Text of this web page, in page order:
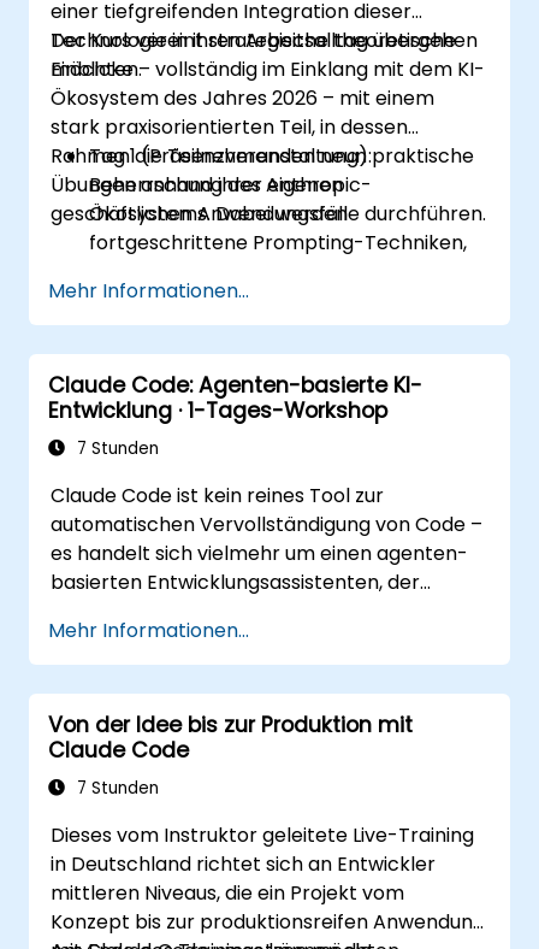
einer tiefgreifenden Integration dieser
Technologie in ihren Arbeitsalltag übergehen
möchten.
Der Kurs vereint strategische theoretische
Einblicke – vollständig im Einklang mit dem KI-
Ökosystem des Jahres 2026 – mit einem
stark praxisorientierten Teil, in dessen
Rahmen die Teilnehmenden neun praktische
Übungen anhand ihrer eigenen
geschäftlichen Anwendungsfälle durchführen.
Tag 1 (Präsenzveranstaltung):
Beherrschung des Anthropic-
Ökosystems. Dabei werden
fortgeschrittene Prompting-Techniken,
benutzerdefinierter Anweisungen sowie
der Einsatz persistenter Arbeitsräume wie
Projekte, Artefakte und Skills zur
Verwaltung interner
Wissensdatenbanken behandelt.
Tag 2 (Online): Automatisierung und
Schwerpunkt liegt hier auf der
Hintergrundausführung von Claude über
die Cowork-Funktion, dem Model Context
Protocol sowie einer nahtlosen
Integration mit Microsoft 365-Produkten
Mehr Informationen...
Claude Code: Agenten-basierte KI-
Entwicklung · 1-Tages-Workshop
7 Stunden
Claude Code ist kein reines Tool zur
automatischen Vervollständigung von Code –
es handelt sich vielmehr um einen agenten-
basierten Entwicklungsassistenten, der
wurde. Er versteht Ihren Code-Bestand, plant
mehrere Schritte zur Umsetzung von
Anforderungen, föhrt Tests durch und erledigt
Aufgaben – alles basierend auf einer einzigen
Anweisung. In diesem eintägigen Workshop
erhalten die Teilnehmer praxisnahe Einblicke:
konfigurieren, Delegationsbefehle so zu
formulieren, dass sie reproduzierbare
Ergebnisse liefern, CLAUDE.md als
dauerhaftes Gedächtnis für das Projekt
Mehr Informationen...
Von der Idee bis zur Produktion mit
Claude Code
7 Stunden
Dieses vom Instruktor geleitete Live-Training
in Deutschland richtet sich an Entwickler
mittleren Niveaus, die ein Projekt vom
Konzept bis zur produktionsreifen Anwendung